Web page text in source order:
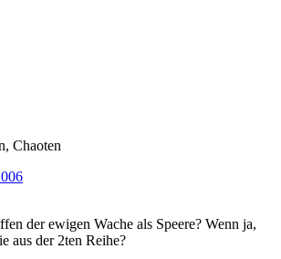
Chaoten
der ewigen Wache als Speere? Wenn ja,
aus der 2ten Reihe?